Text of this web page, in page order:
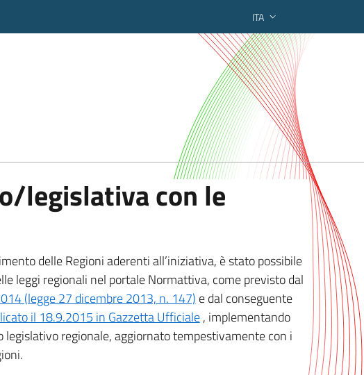
ITA
federato regionale
legislativa con le
delle Regioni aderenti all’iniziativa, è stato possibile
leggi regionali nel portale Normattiva, come previsto dal
(legge 27 dicembre 2013, n. 147) e dal conseguente
il 18.9.2015 in Gazzetta Ufficiale, implementando
legislativo regionale, aggiornato tempestivamente con i